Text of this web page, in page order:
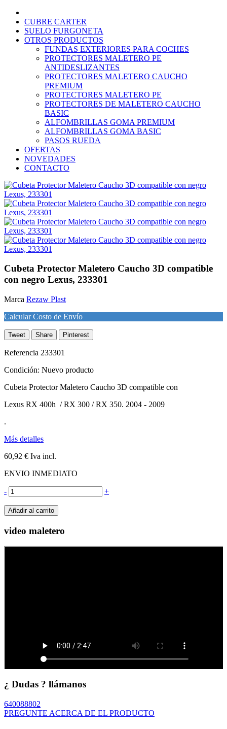
CUBRE CARTER
SUELO FURGONETA
OTROS PRODUCTOS
FUNDAS EXTERIORES PARA COCHES
PROTECTORES MALETERO PE
ANTIDESLIZANTES
PROTECTORES MALETERO CAUCHO
PREMIUM
PROTECTORES MALETERO PE
PROTECTORES DE MALETERO CAUCHO
BASIC
ALFOMBRILLAS GOMA PREMIUM
ALFOMBRILLAS GOMA BASIC
PASOS RUEDA
OFERTAS
NOVEDADES
CONTACTO
Cubeta Protector Maletero Caucho 3D compatible
con negro Lexus, 233301
Marca Rezaw Plast
Calcular Costo de Envío
Tweet Share Pinterest
Referencia 233301
Condición: Nuevo producto
Cubeta Protector Maletero Caucho 3D compatible con
Lexus RX 400h / RX 300 / RX 350. 2004 - 2009
.
Más detalles
60,92 € Iva incl.
ENVIO INMEDIATO
- +
Añadir al carrito
video maletero
¿ Dudas ? llámanos
640088802
PREGUNTE ACERCA DE EL PRODUCTO